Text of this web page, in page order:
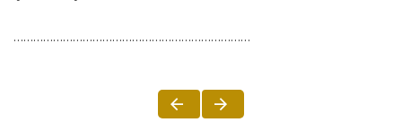
………………………………………………………………